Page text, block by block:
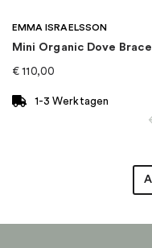
Marke:
EMMA ISRAELSSON
Mini Organic Dove
€ 110,00
1-3 Werktagen